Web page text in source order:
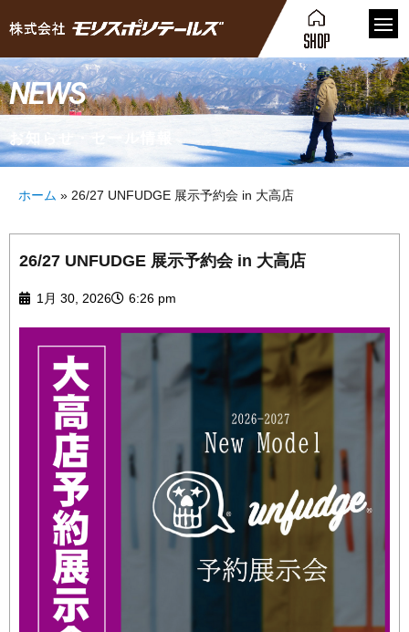
NEWS
お知らせ・セール情報
ホーム » 26/27 UNFUDGE 展示予約会 in 大高店
26/27 UNFUDGE 展示予約会 in 大高店
1月 30, 2026 6:26 pm